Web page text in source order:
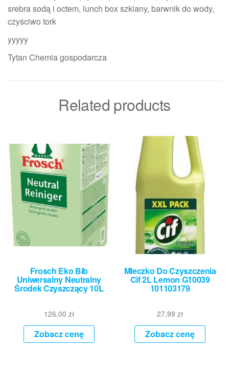
srebra sodą i octem, lunch box szklany, barwnik do wody,
czyściwo tork
yyyyy
Tytan Chemia gospodarcza
Related products
Frosch Eko Bib
Uniwersalny Neutralny
Środek Czyszczący 10L
126,00 zł
Zobacz cenę
Mleczko Do Czyszczenia
Cif 2L Lemon G10039
101103179
27,99zł
Zobacz cenę